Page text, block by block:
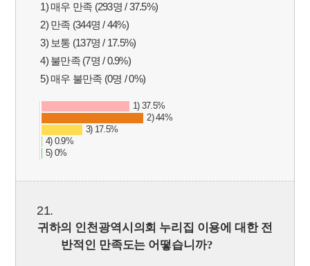
1) 매우 만족 (293명 / 37.5%)
2) 만족 (344명 / 44%)
3) 보통 (137명 / 17.5%)
4) 불만족 (7명 / 0.9%)
5) 매우 불만족 (0명 / 0%)
1) 37.5%
2) 44%
3) 17.5%
4) 0.9%
5) 0%
21.
귀하의 인천광역시의회 누리집 이용에 대한 전
반적인 만족도는 어떻습니까?